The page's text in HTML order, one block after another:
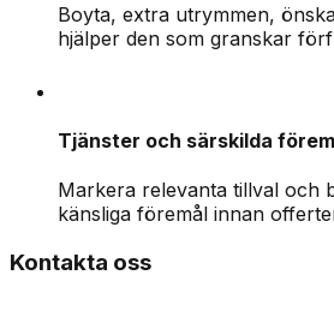
Boyta, extra utrymmen,
hjälper den som granskar
Tjänster och särskilda
Markera relevanta tillval och
känsliga föremål innan
Kontakta oss